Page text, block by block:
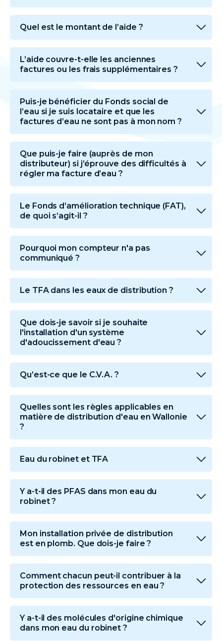
Quel est le montant de l’aide ?
L’aide couvre-t-elle les anciennes
factures ou les frais supplémentaires ?
Puis-je bénéficier du Fonds social de
l’eau si je suis locataire et que les
factures d’eau ne sont pas à mon nom ?
Que puis-je faire (auprès de mon
distributeur) si j’éprouve des difficultés à
régler ma facture d’eau ?
Le Fonds d’amélioration technique (FAT),
de quoi s’agit-il ?
Pourquoi mon compteur n'a pas
communiqué ?
Le TFA dans les eaux de distribution ?
Que dois-je savoir si je souhaite
l'installation d'un système
d'adoucissement d'eau ?
Qu’est-ce que le C.V.A. ?
Quelles sont les règles applicables en
matière de distribution d'eau en Wallonie
?
Eau du robinet et TFA
Y a-t-il des PFAS dans mon eau du
robinet ?
Mon installation privée de distribution
est en plomb. Que dois-je faire ?
Comment chacun peut-il contribuer à la
protection des ressources en eau ?
Y a-t-il des molécules d'origine chimique
dans mon eau du robinet ?